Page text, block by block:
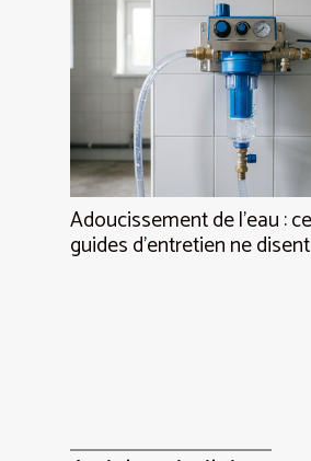
Adoucissement de l’eau :
guides d’entretien ne